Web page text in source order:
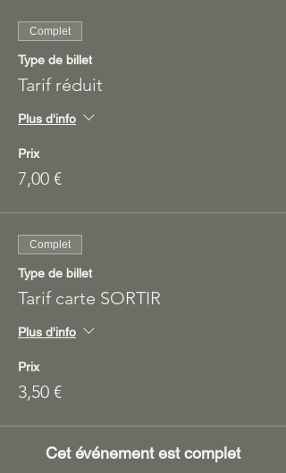
Complet
Type de billet
Tarif réduit
Plus d'info
Prix
7,00 €
Complet
Type de billet
Tarif carte SORTIR
Plus d'info
Prix
3,50 €
Cet événement est complet